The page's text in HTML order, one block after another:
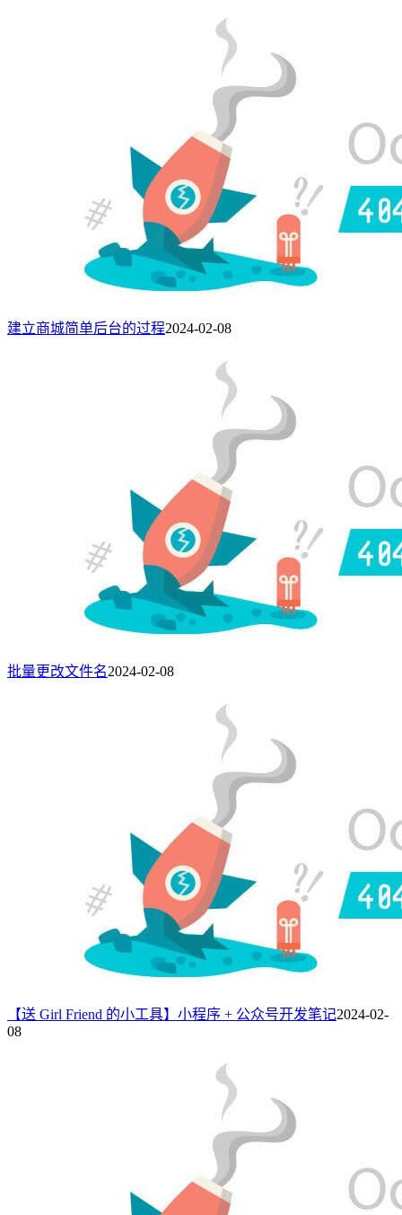
建立商城简单后台的过程2024-02-08
批量更改文件名2024-02-08
【送 Girl Friend 的小工具】小程序 + 公众号开发笔记2024-02-
08